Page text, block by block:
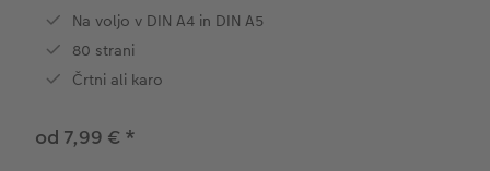
Na voljo v DIN A4 in DIN A5
80 strani
Črtni ali karo
od 7,99 € *